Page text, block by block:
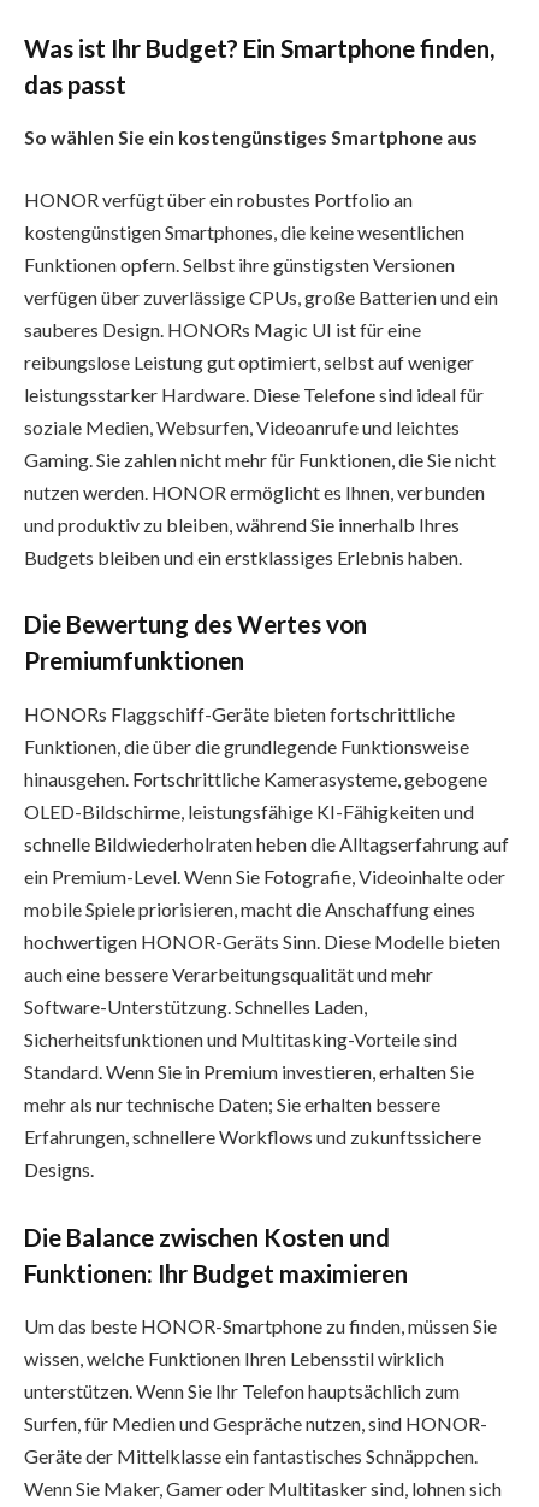
Was ist Ihr Budget? Ein Smartphone finden,
das passt
So wählen Sie ein kostengünstiges Smartphone aus
HONOR verfügt über ein robustes Portfolio an
kostengünstigen Smartphones, die keine wesentlichen
Funktionen opfern. Selbst ihre günstigsten Versionen
verfügen über zuverlässige CPUs, große Batterien und ein
sauberes Design. HONORs Magic UI ist für eine
reibungslose Leistung gut optimiert, selbst auf weniger
leistungsstarker Hardware. Diese Telefone sind ideal für
soziale Medien, Websurfen, Videoanrufe und leichtes
Gaming. Sie zahlen nicht mehr für Funktionen, die Sie nicht
nutzen werden. HONOR ermöglicht es Ihnen, verbunden
und produktiv zu bleiben, während Sie innerhalb Ihres
Budgets bleiben und ein erstklassiges Erlebnis haben.
Die Bewertung des Wertes von
Premiumfunktionen
HONORs Flaggschiff-Geräte bieten fortschrittliche
Funktionen, die über die grundlegende Funktionsweise
hinausgehen. Fortschrittliche Kamerasysteme, gebogene
OLED-Bildschirme, leistungsfähige KI-Fähigkeiten und
schnelle Bildwiederholraten heben die Alltagserfahrung auf
ein Premium-Level. Wenn Sie Fotografie, Videoinhalte oder
mobile Spiele priorisieren, macht die Anschaffung eines
hochwertigen HONOR-Geräts Sinn. Diese Modelle bieten
auch eine bessere Verarbeitungsqualität und mehr
Software-Unterstützung. Schnelles Laden,
Sicherheitsfunktionen und Multitasking-Vorteile sind
Standard. Wenn Sie in Premium investieren, erhalten Sie
mehr als nur technische Daten; Sie erhalten bessere
Erfahrungen, schnellere Workflows und zukunftssichere
Designs.
Die Balance zwischen Kosten und
Funktionen: Ihr Budget maximieren
Um das beste HONOR-Smartphone zu finden, müssen Sie
wissen, welche Funktionen Ihren Lebensstil wirklich
unterstützen. Wenn Sie Ihr Telefon hauptsächlich zum
Surfen, für Medien und Gespräche nutzen, sind HONOR-
Geräte der Mittelklasse ein fantastisches Schnäppchen.
Wenn Sie Maker, Gamer oder Multitasker sind, lohnen sich